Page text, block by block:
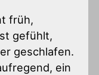
früh,
gefühlt,
geschlafen.
ein